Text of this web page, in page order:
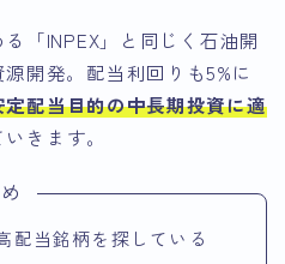
「INPEX」と同じく石油開
開発。配当利回りも5%に
定配当目的の中長期投資に適
いきます。
配当銘柄を探している